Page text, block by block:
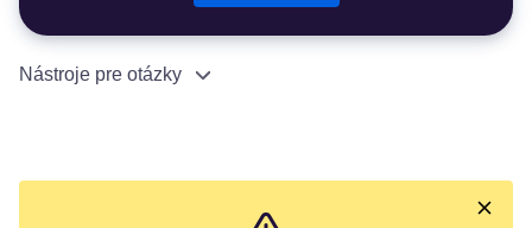
Nástroje pre otázky